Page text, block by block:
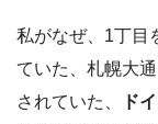
私がなぜ、1丁目
ていた、札幌大
されていた、
ド